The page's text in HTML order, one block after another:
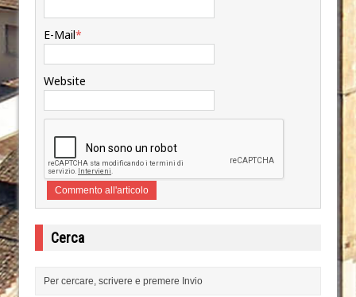
E-Mail*
Website
Cerca